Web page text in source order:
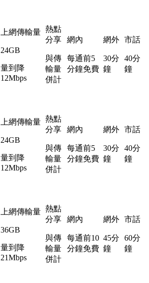
上網傳輸量
24GB
量到降
12Mbps
熱點
分享
與傳
輸量
併計
網內
每通前5
分鐘免費
網外
30分
鐘
市話
40分
鐘
上網傳輸量
24GB
量到降
12Mbps
熱點
分享
與傳
輸量
併計
網內
每通前5
分鐘免費
網外
30分
鐘
市話
40分
鐘
上網傳輸量
36GB
量到降
21Mbps
熱點
分享
與傳
輸量
併計
網內
每通前10
分鐘免費
網外
45分
鐘
市話
60分
鐘